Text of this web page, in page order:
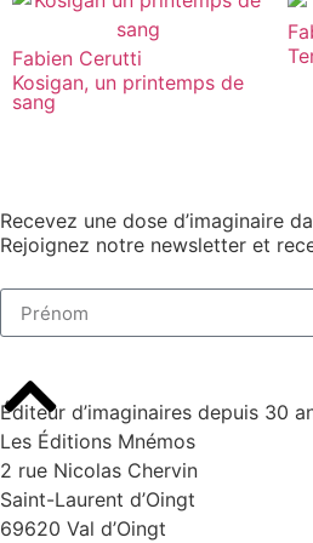
Fabien Cerutti
Kosigan, un printemps de
sang
Recevez une dose d’imaginaire
Rejoignez notre newsletter et
Éditeur d’imaginaires depuis 30
Les Éditions Mnémos
2 rue Nicolas Chervin
Saint-Laurent d’Oingt
69620 Val d’Oingt